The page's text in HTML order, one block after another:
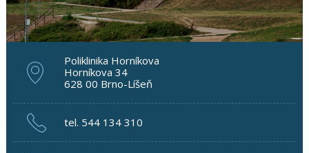
Poliklinika Horníkova
Horníkova 34
628 00 Brno-Líšeň
tel. 544 134 310